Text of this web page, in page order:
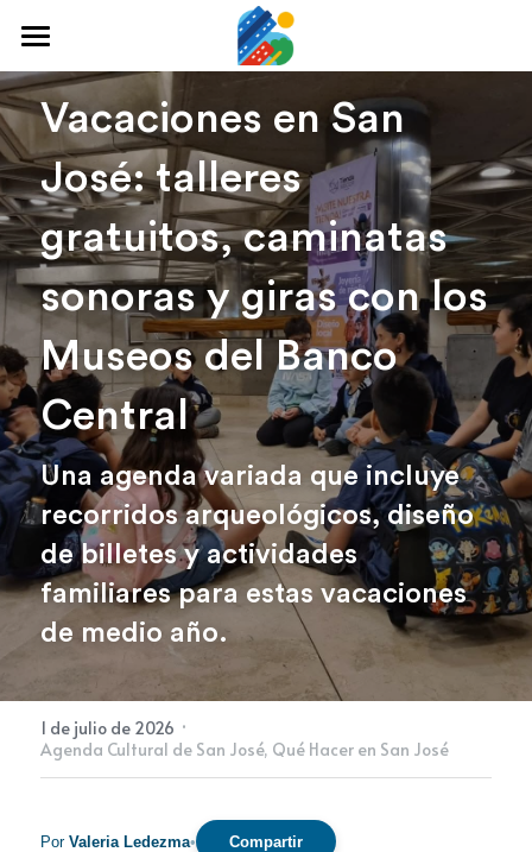
Home
Qué hacer
Arte y cultura
Cine y TV
Comida y tragos
Tours desde San José
Museos
Buscar
Newsletter
Vacaciones en San
José: talleres
gratuitos, caminatas
sonoras y giras con los
Museos del Banco
Central
Una agenda variada que incluye
recorridos arqueológicos, diseño
de billetes y actividades
familiares para estas vacaciones
de medio año.
1 de julio de 2026 ·
Agenda Cultural de San José, Qué Hacer en San José
Por Valeria Ledezma• Compartir